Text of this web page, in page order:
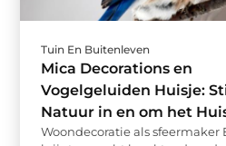
Tuin En Buitenleven
Mica Decorations en
Vogelgeluiden Huisje:
Natuur in en om het
Woondecoratie als sfeermaker